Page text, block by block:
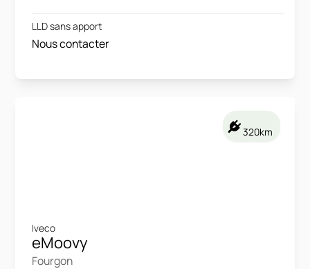
LLD sans apport
Nous contacter
Iveco
eMoovy
Fourgon
320km